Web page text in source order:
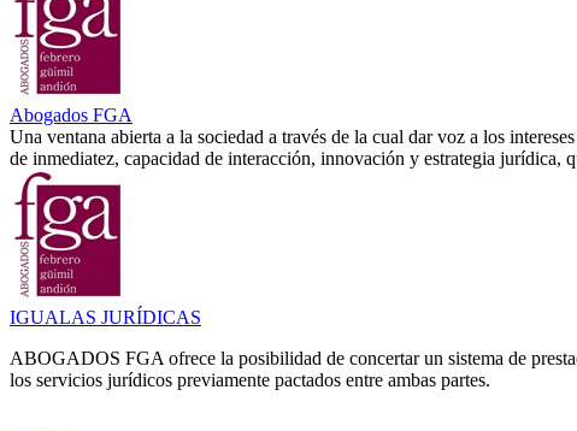
Abogados FGA
Una ventana abierta a la sociedad a través de la cual dar voz a los
de inmediatez, capacidad de interacción, innovación y estrategia jurídica,
IGUALAS JURÍDICAS
ABOGADOS FGA ofrece la posibilidad de concertar un sistema de
los servicios jurídicos previamente pactados entre ambas partes.